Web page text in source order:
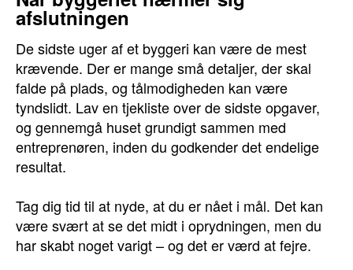
afslutningen
De sidste uger af et byggeri kan være de mest
krævende. Der er mange små detaljer, der skal
falde på plads, og tålmodigheden kan være
tyndslidt. Lav en tjekliste over de sidste opgaver,
og gennemgå huset grundigt sammen med
entreprenøren, inden du godkender det endelige
resultat.
Tag dig tid til at nyde, at du er nået i mål. Det kan
være svært at se det midt i oprydningen, men du
har skabt noget varigt – og det er værd at fejre.